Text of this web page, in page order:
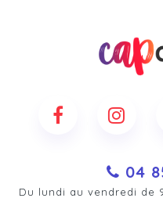
04
Du lundi au vendredi de